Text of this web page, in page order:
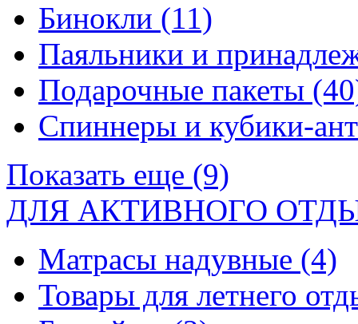
Бинокли (11)
Паяльники и
Подарочные пакеты
Спиннеры и кубики-
Показать еще (9)
ДЛЯ АКТИВНОГО
Матрасы надувные (4)
Товары для летнего